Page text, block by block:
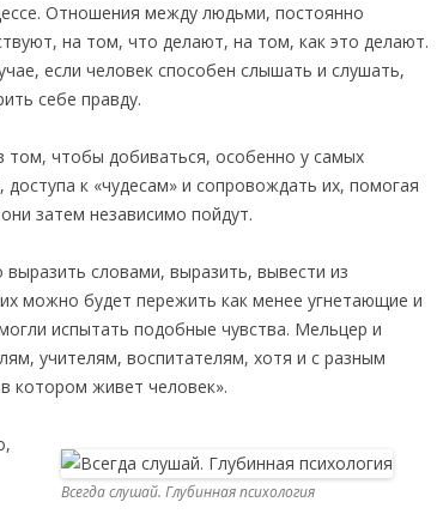
Отношения между людьми, постоянно
на том, что делают, на том, как это делают.
если человек способен слышать и слушать,
себе правду.
том, чтобы добиваться, особенно у самых
к «чудесам» и сопровождать их, помогая
затем независимо пойдут.
словами, выразить, вывести из
можно будет пережить как менее угнетающие и
испытать подобные чувства. Мельцер и
учителям, воспитателям, хотя и с разным
котором живет человек».
Всегда слушай. Глубинная психология